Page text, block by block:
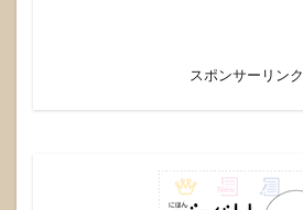
スポンサーリンク